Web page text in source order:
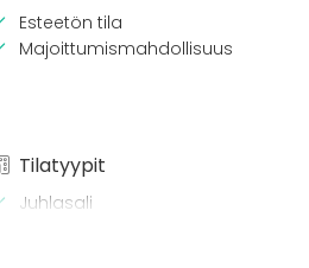
Esteetön tila
Majoittumismahdollisuus
Tilatyypit
Juhlasali